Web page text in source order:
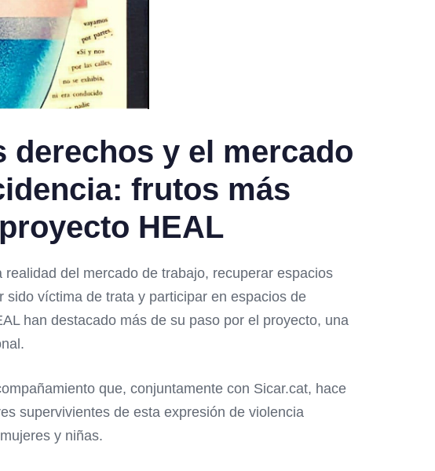
y el mercado
frutos más
HEAL
del mercado de trabajo, recuperar espacios
víctima de trata y participar en espacios de
han destacado más de su paso por el proyecto, una
que, conjuntamente con Sicar.cat, hace
supervivientes de esta expresión de violencia
y niñas.